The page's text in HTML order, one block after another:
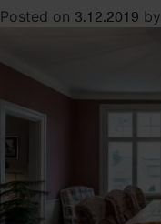
Posted on 3.12.2019 by